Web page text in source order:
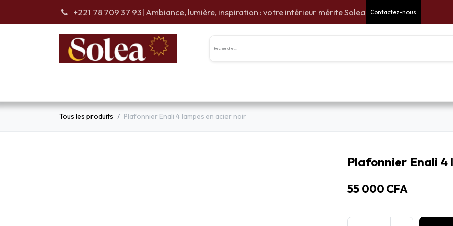
+221 78 709 37 93| Ambiance, lumière, inspiration : votre intérieur mérite Solea Contactez-nous
Tous les produits Plafonnier Enali 4 lampes en acier noir
Plafonnier Enali 4
55 000 CFA